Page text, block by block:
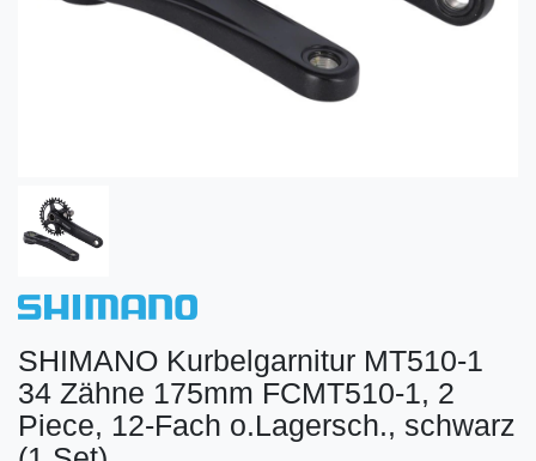
SHIMANO Kurbelgarnitur MT510-1
34 Zähne 175mm FCMT510-1, 2
Piece, 12-Fach o.Lagersch., schwarz